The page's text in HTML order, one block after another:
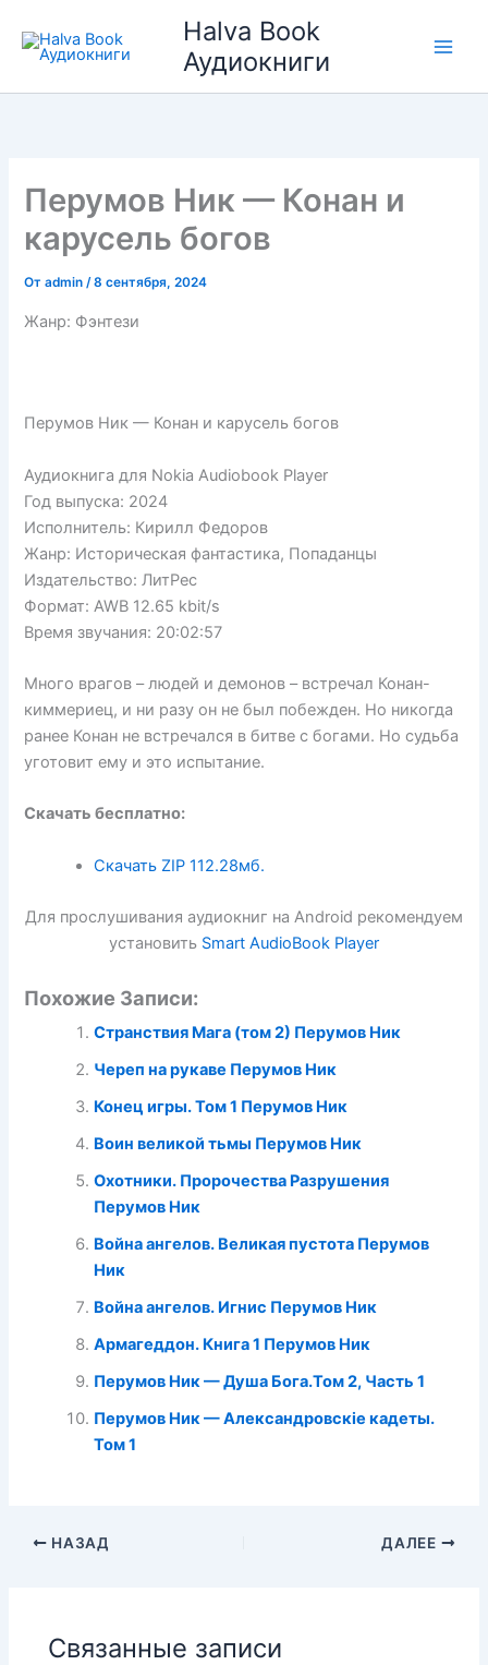
содержимому
Halva Book
Аудиокниги
Перумов Ник — Конан и
карусель богов
Отadmin/8 сентября, 2024
Жанр: Фэнтези
Перумов Ник — Конан и карусель богов
Аудиокнига для Nokia Audiobook Player
Год выпуска: 2024
Исполнитель: Кирилл Федоров
Жанр: Историческая фантастика, Попаданцы
Издательство: ЛитРес
Формат: AWB 12.65 kbit/s
Время звучания: 20:02:57
Много врагов – людей и демонов – встречал Конан-
киммериец, и ни разу он не был побежден. Но никогда
ранее Конан не встречался в битве с богами. Но судьба
уготовит ему и это испытание.
Скачать бесплатно:
Скачать ZIP112.28мб.
Для прослушивания аудиокниг на Android рекомендуем
установить Smart AudioBook Player
Похожие Записи:
Странствия Мага (том 2) Перумов Ник
Череп на рукаве Перумов Ник
Конец игры. Том 1 Перумов Ник
Воин великой тьмы Перумов Ник
Охотники. Пророчества Разрушения
Перумов Ник
Война ангелов. Великая пустота Перумов
Ник
Война ангелов. Игнис Перумов Ник
Армагеддон. Книга 1 Перумов Ник
Перумов Ник — Душа Бога.Том 2, Часть 1
Перумов Ник — Александровскіе кадеты.
Том 1
НАЗАД ДАЛЕЕ
Связанные записи